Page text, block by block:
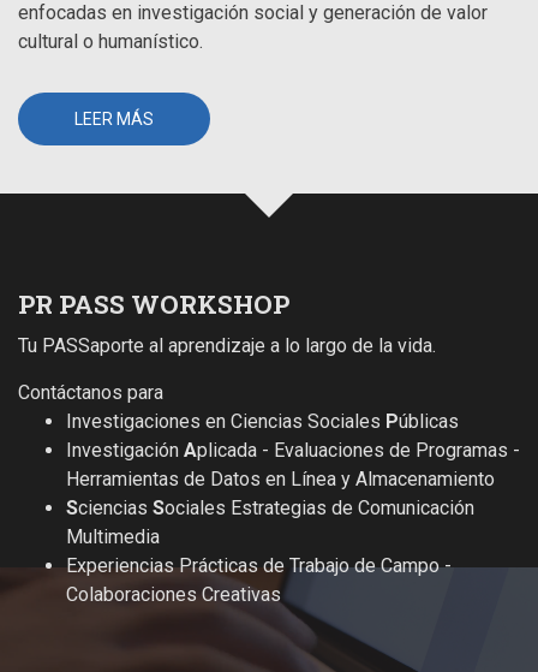
enfocadas en investigación social y generación de valor
cultural o humanístico.
LEER MÁS
PR PASS WORKSHOP
Tu PASSaporte al aprendizaje a lo largo de la vida.
Contáctanos para
Investigaciones en Ciencias Sociales Públicas
Investigación Aplicada - Evaluaciones de Programas -
Herramientas de Datos en Línea y Almacenamiento
Sciencias Sociales Estrategias de Comunicación
Multimedia
Experiencias Prácticas de Trabajo de Campo -
Colaboraciones Creativas